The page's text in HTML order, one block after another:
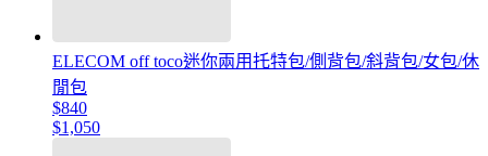
ELECOM off toco迷你兩用托特包/側背包/斜背包/女包/休
閒包
$840
$1,050